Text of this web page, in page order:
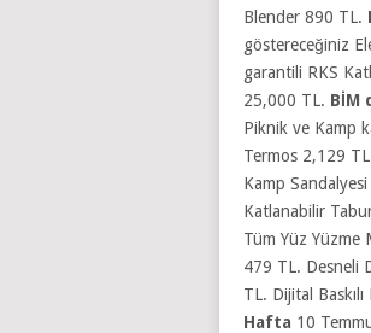
Blender 890 TL.
göstereceğiniz
garantili RKS
25,000 TL. BİM
Piknik ve Kamp
Termos 2,129
Kamp
Katlanabilir
Tüm Yüz Yüzme
479 TL. Desneli
TL. Dijital
Hafta 10